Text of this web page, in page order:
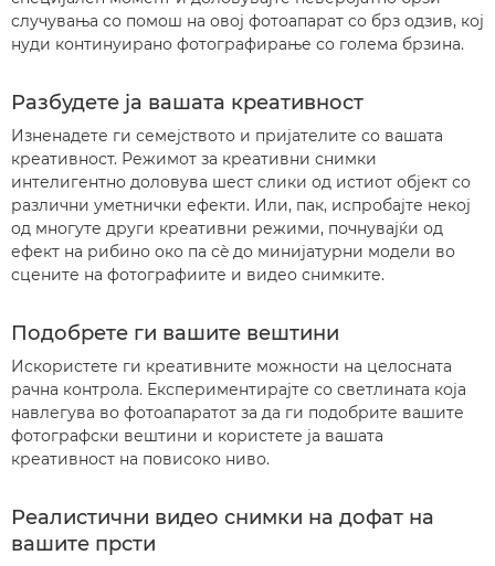
случувања со помош на овој фотоапарат со брз одзив, кој
нуди континуирано фотографирање со голема брзина.
Разбудете ја вашата креативност
Изненадете ги семејството и пријателите со вашата
креативност. Режимот за креативни снимки
интелигентно доловува шест слики од истиот објект со
различни уметнички ефекти. Или, пак, испробајте некој
од многуте други креативни режими, почнувајќи од
ефект на рибино око па сè до минијатурни модели во
сцените на фотографиите и видео снимките.
Подобрете ги вашите вештини
Искористете ги креативните можности на целосната
рачна контрола. Експериментирајте со светлината која
навлегува во фотоапаратот за да ги подобрите вашите
фотографски вештини и користете ја вашата
креативност на повисоко ниво.
Реалистични видео снимки на дофат на
вашите прсти